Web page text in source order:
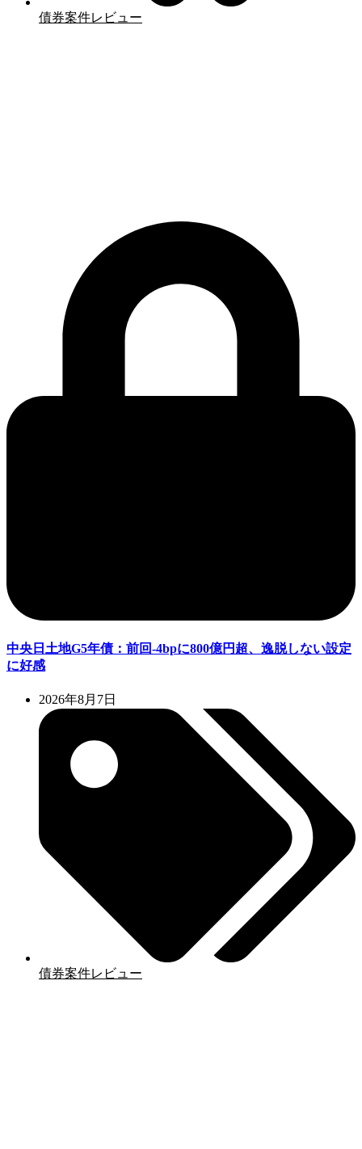
債券案件レビュー
中央日土地G5年債：前回-4bpに800億円超、逸脱しない設定
に好感
2026年8月7日
債券案件レビュー